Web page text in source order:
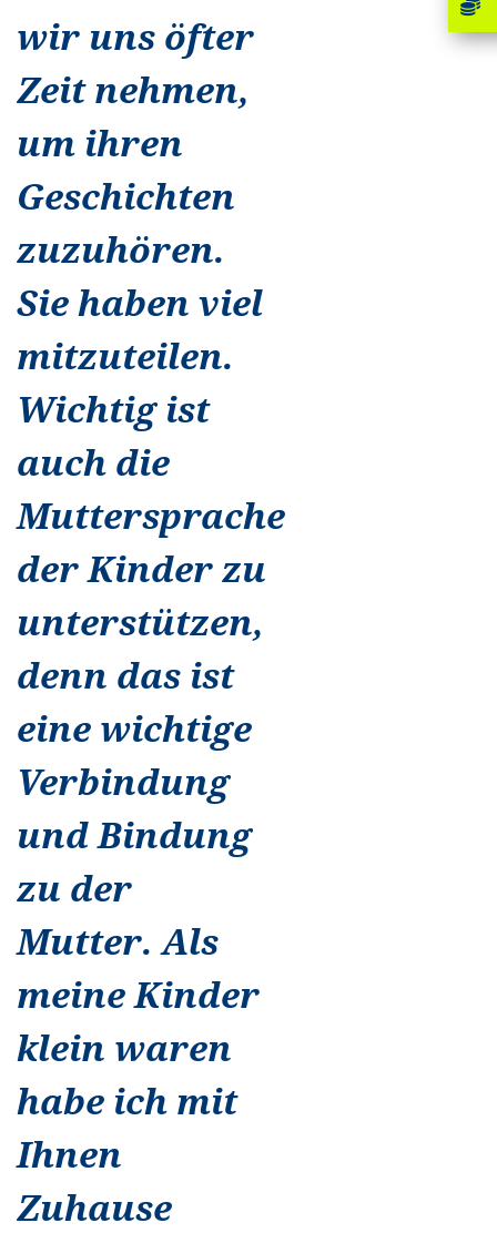
wir uns öfter
Zeit nehmen,
um ihren
Geschichten
zuzuhören.
Sie haben viel
mitzuteilen.
Wichtig ist
auch die
Muttersprache
der Kinder zu
unterstützen,
denn das ist
eine wichtige
Verbindung
und Bindung
zu der
Mutter. Als
meine Kinder
klein waren
habe ich mit
Ihnen
Zuhause